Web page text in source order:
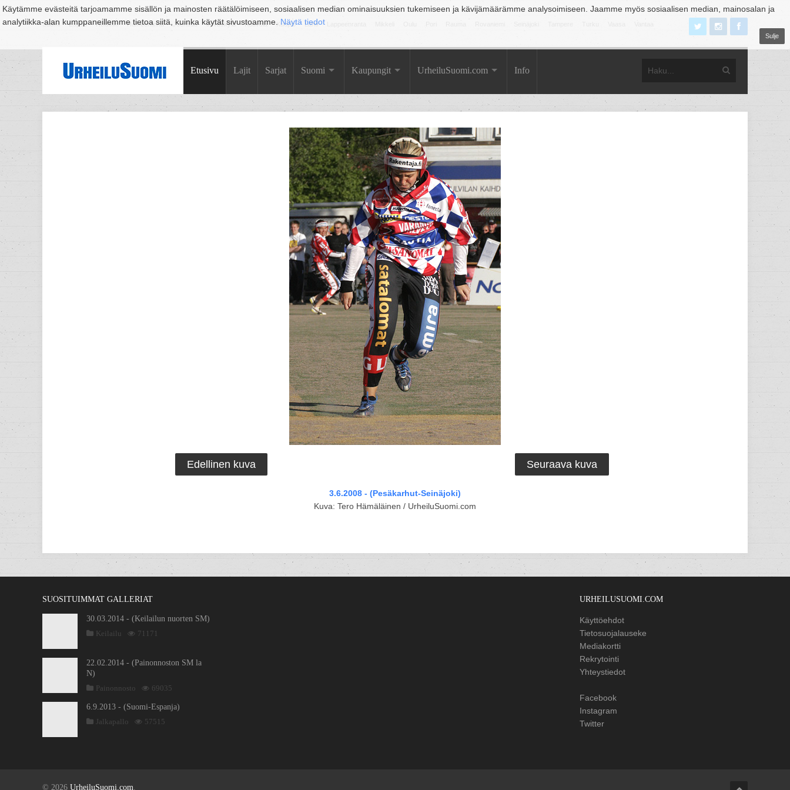
Käytämme evästeitä tarjoamamme sisällön ja mainosten räätälöimiseen, sosiaalisen median ominaisuuksien tukemiseen ja kävijämäärämme analysoimiseen. Jaamme myös sosiaalisen median, mainosalan ja
analytiikka-alan kumppaneillemme tietoa siitä, kuinka käytät sivustoamme. Näytä tiedot
Sulje
Suomi Espoo Helsinki Hämeenlinna Joensuu Jyväskylä Kouvola Kuopio Lahti
Etusivu Lajit Sarjat Suomi Kaupungit UrheiluSuomi.com Info
Edellinen kuva Seuraava kuva
3.6.2008 - (Pesäkarhut-Seinäjoki)
Kuva: Tero Hämäläinen / UrheiluSuomi.com
SUOSITUIMMAT GALLERIAT
30.03.2014 - (Keilailun nuorten SM)
Keilailu
71171
22.02.2014 - (Painonnoston SM la
N)
Painonnosto
69035
6.9.2013 - (Suomi-Espanja)
Jalkapallo
57515
URHEILUSUOMI.COM
Käyttöehdot
Tietosuojalauseke
Mediakortti
Rekrytointi
Yhteystiedot
Facebook
Instagram
Twitter
© 2026 UrheiluSuomi.com.